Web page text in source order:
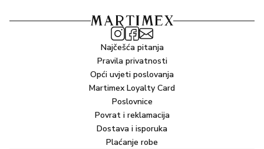
Najčešća pitanja
Pravila privatnosti
Opći uvjeti poslovanja
Martimex Loyalty Card
Poslovnice
Povrat i reklamacija
Dostava i isporuka
Plaćanje robe